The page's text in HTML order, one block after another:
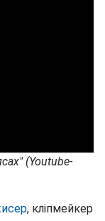
(Youtube-
, кліпмейкер